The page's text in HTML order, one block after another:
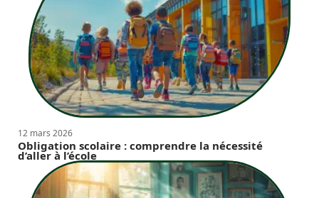
12 mars 2026
Obligation scolaire : comprendre la nécessité
d’aller à l’école